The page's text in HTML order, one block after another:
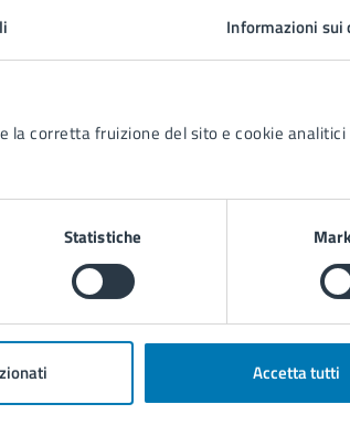
Informazioni sui
la corretta fruizione del sito e cookie analitici
Statistiche
Accetta tutti